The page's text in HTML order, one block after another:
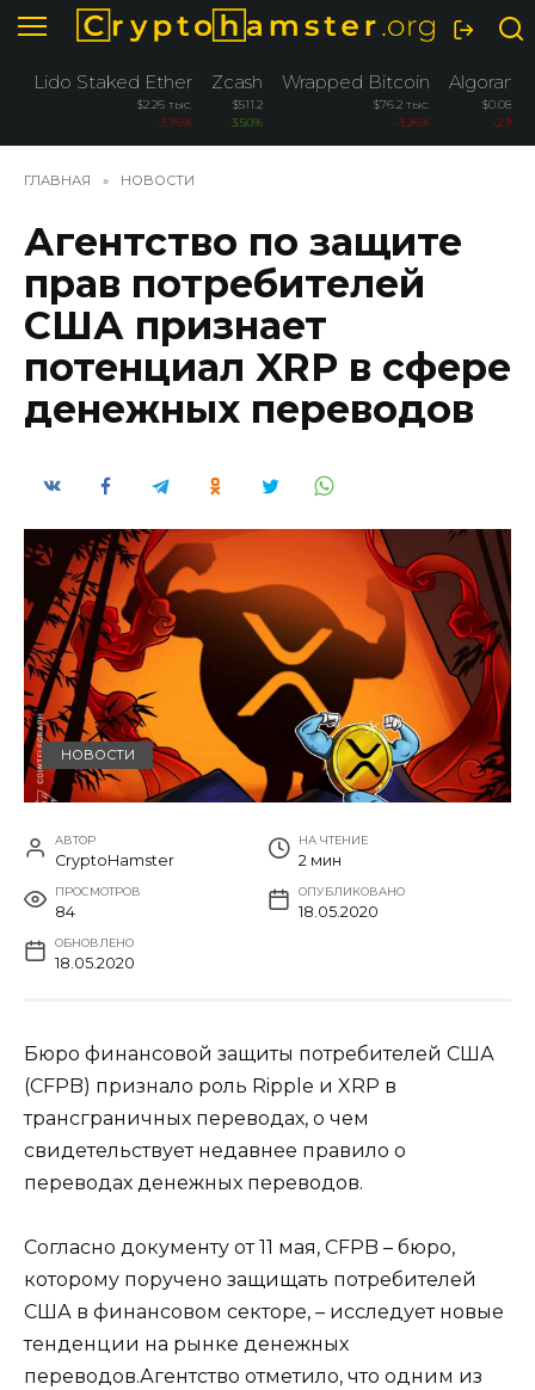
Перейти
содержанию
Lido Staked Ether
$2.26 тыс.
-3.76%
Zcash
$511.2
3.50%
Wrapped Bitcoin
$76.2 тыс.
-3.26%
Algorand
$0.0886
-2.10%
ГЛАВНАЯ » НОВОСТИ
Агентство по защите
прав потребителей
США признает
потенциал XRP в сфере
денежных переводов
НОВОСТИ
АВТОР
CryptoHamster
НА ЧТЕНИЕ
2 мин
ПРОСМОТРОВ
84
ОПУБЛИКОВАНО
18.05.2020
ОБНОВЛЕНО
18.05.2020
Бюро финансовой защиты потребителей США
(CFPB) признало роль Ripple и XRP в
трансграничных переводах, о чем
свидетельствует недавнее правило о
переводах денежных переводов.
Согласно документу от 11 мая, CFPB – бюро,
которому поручено защищать потребителей
США в финансовом секторе, – исследует новые
тенденции на рынке денежных
переводов.Агентство отметило, что одним из